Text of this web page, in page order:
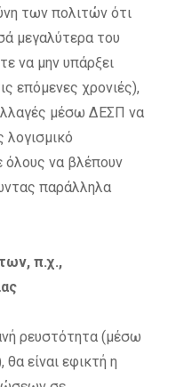
των πολιτών ότι
μεγαλύτερα του
να μην υπάρξει
επόμενες χρονιές),
μέσω ΔΕΣΠ να
λογισμικό
όλους να βλέπουν
παράλληλα
π.χ.,
ρευστότητα (μέσω
είναι εφικτή η